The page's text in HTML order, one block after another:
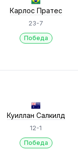
Карлос Пратес
23-7
Победа
Куиллан Салкилд
12-1
Победа